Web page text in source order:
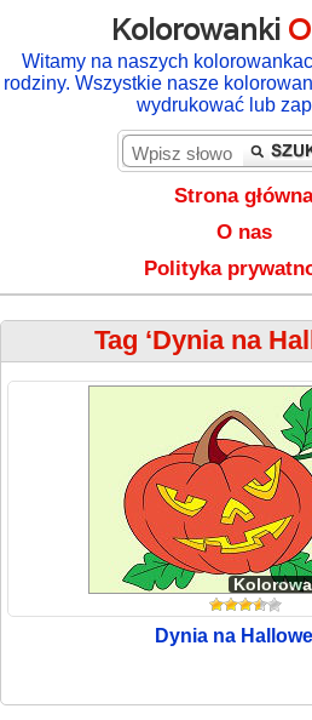
Kolorowanki
Witamy na naszych
rodziny. Wszystkie nasze
wydrukować lub
Strona
O nas
Polityka
Tag ‘Dynia na
Dynia na